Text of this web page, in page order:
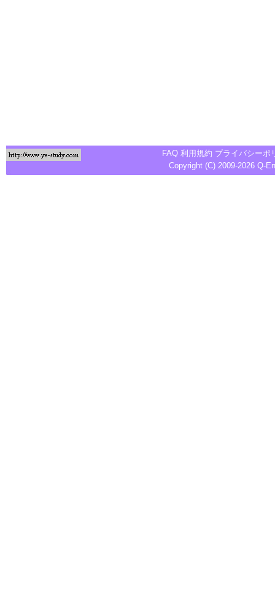
FAQ 利用規約 プライバシーポ
Copyright (C) 2009-2026 Q-